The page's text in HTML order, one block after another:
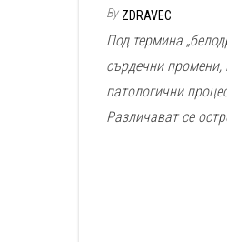
By ZDRAVEC
Под термина
сърдечни
патологични
Различават се